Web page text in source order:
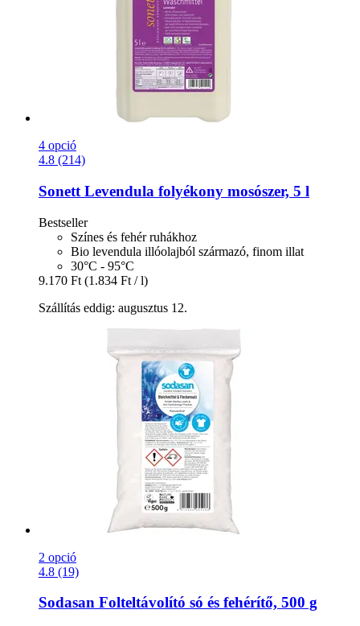
4 opció
4.8 (214)
Sonett Levendula folyékony mosószer, 5 l
Bestseller
Színes és fehér ruhákhoz
Bio levendula illóolajból származó, finom illat
30°C - 95°C
9.170 Ft (1.834 Ft / l)
Szállítás eddig: augusztus 12.
2 opció
4.8 (19)
Sodasan Folteltávolító só és fehérítő, 500 g